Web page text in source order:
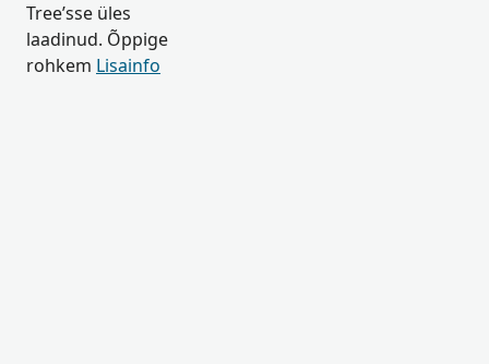
Tree’sse üles
laadinud. Õppige
rohkem Lisainfo